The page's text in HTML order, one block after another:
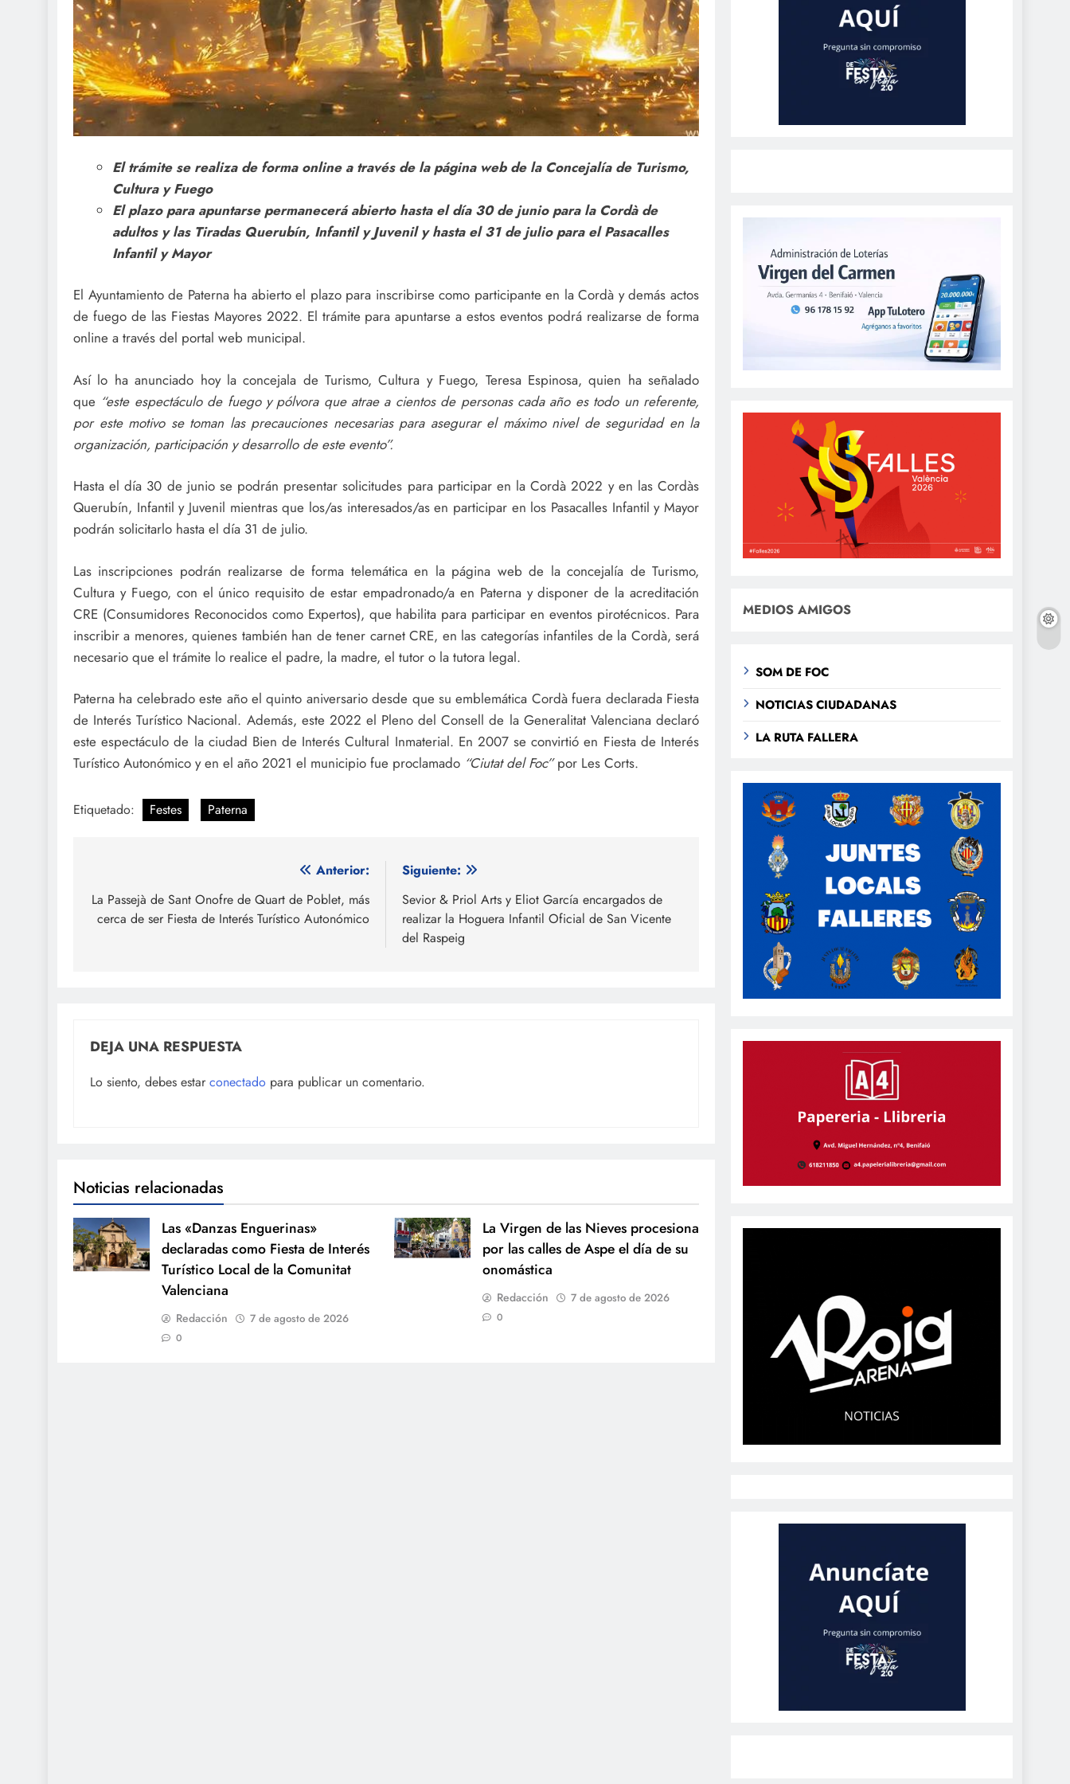
El trámite se realiza de forma online a través de la página web de la Concejalía de Turismo,
Cultura y Fuego
El plazo para apuntarse permanecerá abierto hasta el día 30 de junio para la Cordà de
adultos y las Tiradas Querubín, Infantil y Juvenil y hasta el 31 de julio para el Pasacalles
Infantil y Mayor
El Ayuntamiento de Paterna ha abierto el plazo para inscribirse como participante en la Cordà y demás actos
de fuego de las Fiestas Mayores 2022. El trámite para apuntarse a estos eventos podrá realizarse de forma
online a través del portal web municipal.
Así lo ha anunciado hoy la concejala de Turismo, Cultura y Fuego, Teresa Espinosa, quien ha señalado
que “este espectáculo de fuego y pólvora que atrae a cientos de personas cada año es todo un referente,
por este motivo se toman las precauciones necesarias para asegurar el máximo nivel de seguridad en la
organización, participación y desarrollo de este evento”.
Hasta el día 30 de junio se podrán presentar solicitudes para participar en la Cordà 2022 y en las Cordàs
Querubín, Infantil y Juvenil mientras que los/as interesados/as en participar en los Pasacalles Infantil y Mayor
podrán solicitarlo hasta el día 31 de julio.
Las inscripciones podrán realizarse de forma telemática en la página web de la concejalía de Turismo,
Cultura y Fuego, con el único requisito de estar empadronado/a en Paterna y disponer de la acreditación
CRE (Consumidores Reconocidos como Expertos), que habilita para participar en eventos pirotécnicos. Para
inscribir a menores, quienes también han de tener carnet CRE, en las categorías infantiles de la Cordà, será
necesario que el trámite lo realice el padre, la madre, el tutor o la tutora legal.
Paterna ha celebrado este año el quinto aniversario desde que su emblemática Cordà fuera declarada Fiesta
de Interés Turístico Nacional. Además, este 2022 el Pleno del Consell de la Generalitat Valenciana declaró
este espectáculo de la ciudad Bien de Interés Cultural Inmaterial. En 2007 se convirtió en Fiesta de Interés
Turístico Autonómico y en el año 2021 el municipio fue proclamado “Ciutat del Foc”por Les Corts.
Etiquetado: Festes Paterna
de
entradas
Anterior:
La Passejà de Sant Onofre de Quart de Poblet, más
cerca de ser Fiesta de Interés Turístico Autonómico
Siguiente:
Sevior & Priol Arts y Eliot García encargados de
realizar la Hoguera Infantil Oficial de San Vicente
del Raspeig
DEJA UNA RESPUESTA
Lo siento, debes estar conectado para publicar un comentario.
Noticias relacionadas
Las «Danzas Enguerinas»
declaradas como Fiesta de Interés
Turístico Local de la Comunitat
Valenciana
Redacción 7 de agosto de 2026
0
La Virgen de las Nieves procesiona
por las calles de Aspe el día de su
onomástica
Redacción 7 de agosto de 2026
0
MEDIOS AMIGOS
SOM DE FOC
NOTICIAS CIUDADANAS
LA RUTA FALLERA